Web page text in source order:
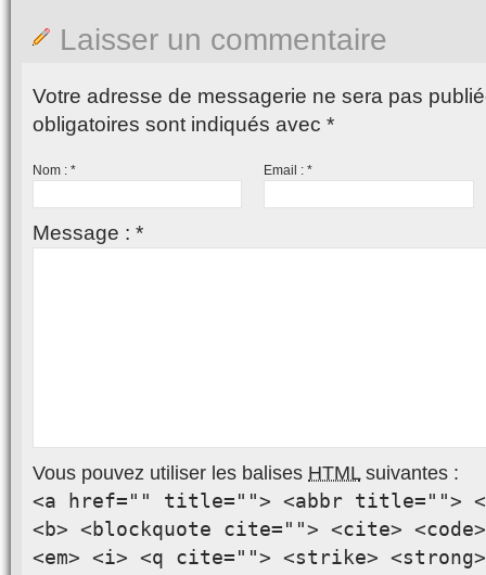
Laisser un commentaire
Votre adresse de messagerie ne sera pas
obligatoires sont indiqués avec *
Nom : * Email :*
Message : *
Vous pouvez utiliser les balises HTMLsuivantes :
<a href="" title=""> <abbr title="">
<b> <blockquote cite=""> <cite>
<em> <i> <q cite=""> <strike> <strong>